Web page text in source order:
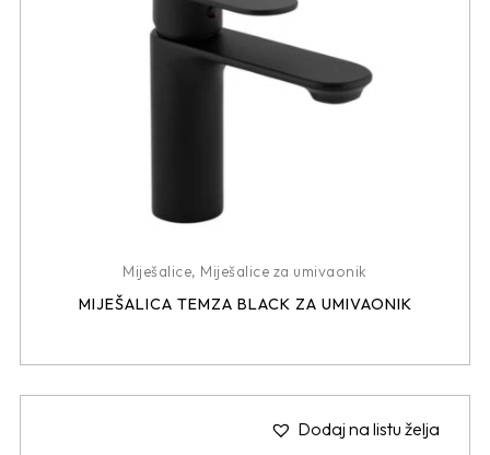
Miješalice, Miješalice za umivaonik
MIJEŠALICA TEMZA BLACK ZA UMIVAONIK
Dodaj na listu želja